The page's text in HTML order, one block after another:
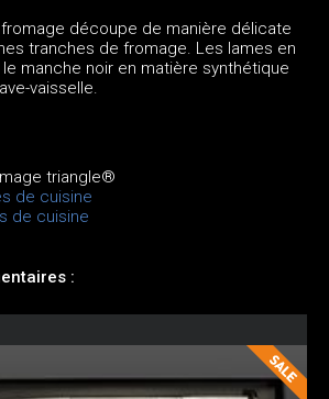
découpe de manière délicate
tranches de fromage. Les lames en
manche noir en matière synthétique
vaisselle.
triangle®
de cuisine
de cuisine
: